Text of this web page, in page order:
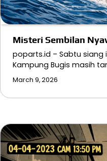
Misteri Sembilan
poparts.id – Sabtu siang
Kampung Bugis masih
March 9, 2026